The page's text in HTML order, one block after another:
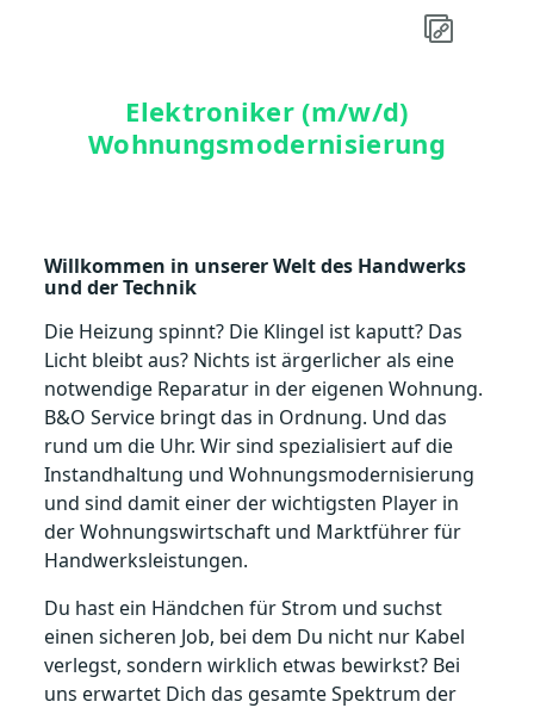
Elektroniker (m/w/d)
Wohnungsmodernisierung
Willkommen in unserer Welt des Handwerks
und der Technik
Die Heizung spinnt? Die Klingel ist kaputt? Das
Licht bleibt aus? Nichts ist ärgerlicher als eine
notwendige Reparatur in der eigenen Wohnung.
B&O Service bringt das in Ordnung. Und das
rund um die Uhr. Wir sind spezialisiert auf die
Instandhaltung und Wohnungsmodernisierung
und sind damit einer der wichtigsten Player in
der Wohnungswirtschaft und Marktführer für
Handwerksleistungen.
Du hast ein Händchen für Strom und suchst
einen sicheren Job, bei dem Du nicht nur Kabel
verlegst, sondern wirklich etwas bewirkst? Bei
uns erwartet Dich das gesamte Spektrum der